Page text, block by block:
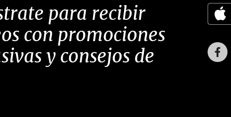
para recibir
con promociones
y consejos de